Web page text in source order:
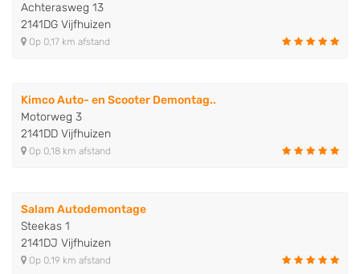
Achterasweg 13
2141DG Vijfhuizen
Op 0,17 km afstand
Kimco Auto- en Scooter Demontag..
Motorweg 3
2141DD Vijfhuizen
Op 0,18 km afstand
Salam Autodemontage
Steekas 1
2141DJ Vijfhuizen
Op 0,19 km afstand